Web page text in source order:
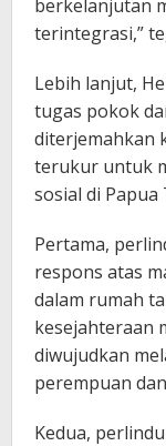
berkelanjutan
terintegrasi,”
Lebih lanjut,
tugas pokok
diterjemahkan
terukur untuk
sosial di Papua
Pertama,
respons atas
dalam rumah
kesejahteraan
diwujudkan
perempuan
Kedua,